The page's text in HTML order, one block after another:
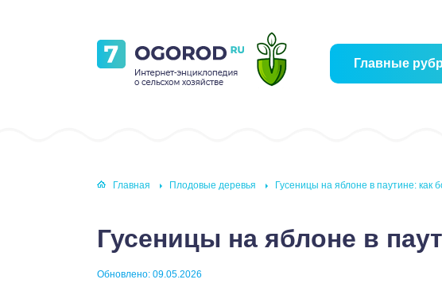
Главные
Главная Плодовые деревья Гусеницы на яблоне в паутине: как
Гусеницы на яблоне в
Обновлено: 09.05.2026